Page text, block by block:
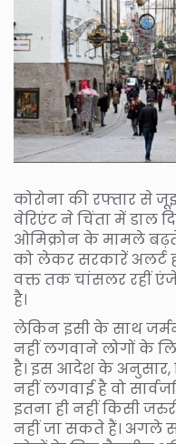
कोरोना की रफ्तार से
वेरिएंट ने चिंता में डाल
ओमिक्रोन के मामले
को लेकर सरकारें अलर्ट
वक्त तक चांसलर रहीं
है।
लेकिन इसी के साथ
नहीं लगवाने लोगों के
है। इस आदेश के अनुसार,
नहीं लगवाई है वो
इतना ही नहीं किसी
नहीं जा सकते हैं। अगले